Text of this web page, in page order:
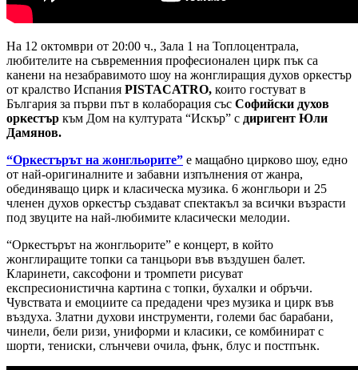
На 12 октомври от 20:00 ч., Зала 1 на Топлоцентрала,
любителите на съвременния професионален цирк пък са
канени на незабравимото шоу на жонглиращия духов оркестър
от кралство Испания PISTACATRO, които гостуват в
България за първи път в колаборация със Софийски духов
оркестър към Дом на културата “Искър” с диригент Юли
Дамянов.
“Оркестърът на жонгльорите” е мащабно цирково шоу, едно
от най-оригиналните и забавни изпълнения от жанра,
обединяващо цирк и класическа музика. 6 жонгльори и 25
членен духов оркестър създават спектакъл за всички възрасти
под звуците на най-любимите класически мелодии.
“Оркестърът на жонгльорите” е концерт, в който
жонглиращите топки са танцьори във въздушен балет.
Кларинети, саксофони и тромпети рисуват
експресионистична картина с топки, бухалки и обръчи.
Чувствата и емоциите са предадени чрез музика и цирк във
въздуха. Златни духови инструменти, големи бас барабани,
чинели, бели ризи, униформи и класики, се комбинират с
шорти, тениски, слънчеви очила, фънк, блус и постпънк.